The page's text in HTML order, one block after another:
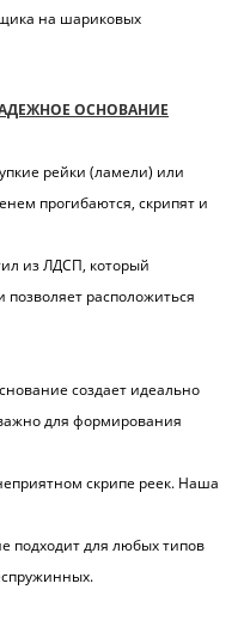
на шариковых
ОСНОВАНИЕ
рейки (ламели) или
прогибаются, скрипят и
из ЛДСП, который
позволяет расположиться
создает идеально
для формирования
скрипе реек. Наша
подходит для любых типов